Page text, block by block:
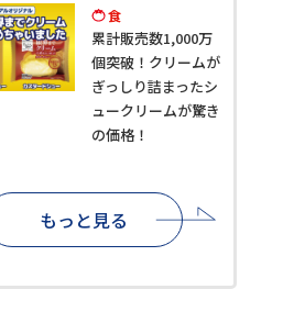
食
累計販売数1,000万
個突破！クリームが
ぎっしり詰まったシ
ュークリームが驚き
の価格！
もっと見る